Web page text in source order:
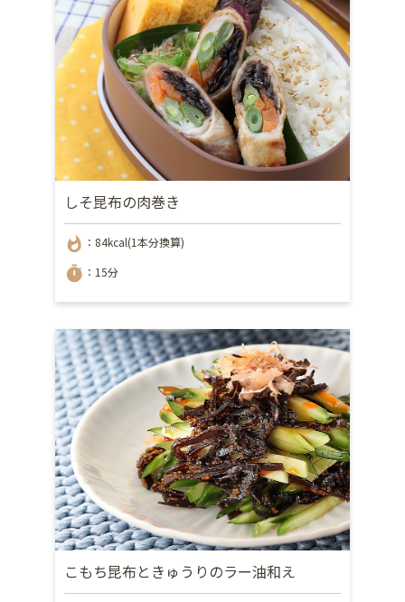
しそ昆布の肉巻き
whatshot ：84kcal(1本分換算)
timer ：15分
こもち昆布ときゅうりのラー油和え